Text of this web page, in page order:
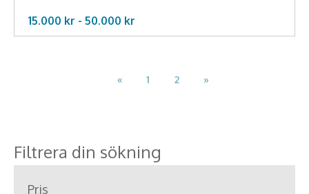
15.000 kr - 50.000 kr
« 1 2 »
Filtrera din sökning
Pris